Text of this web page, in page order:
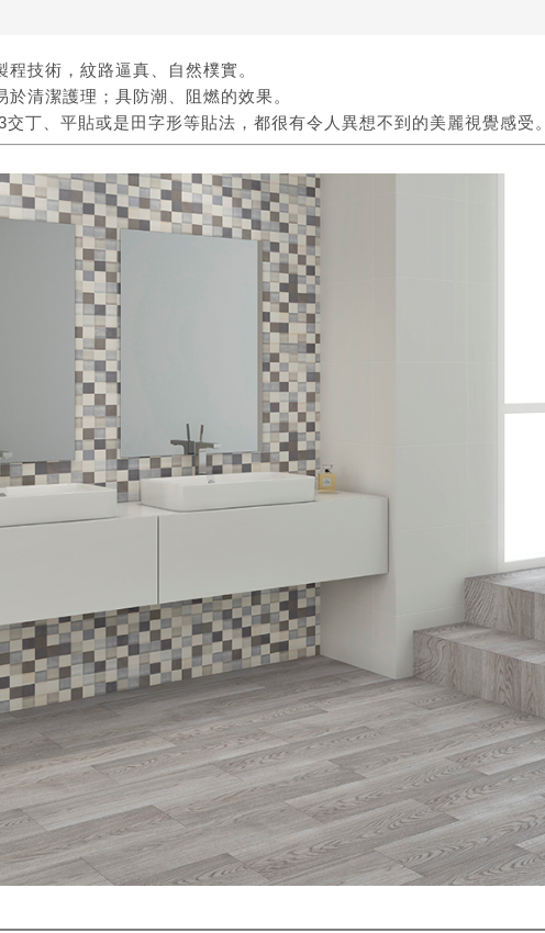
程技術，紋路逼真、自然樸實。
於清潔護理；具防潮、阻燃的效果。
丁、平貼或是田字形等貼法，都很有令人異想不到的美麗視覺感受。